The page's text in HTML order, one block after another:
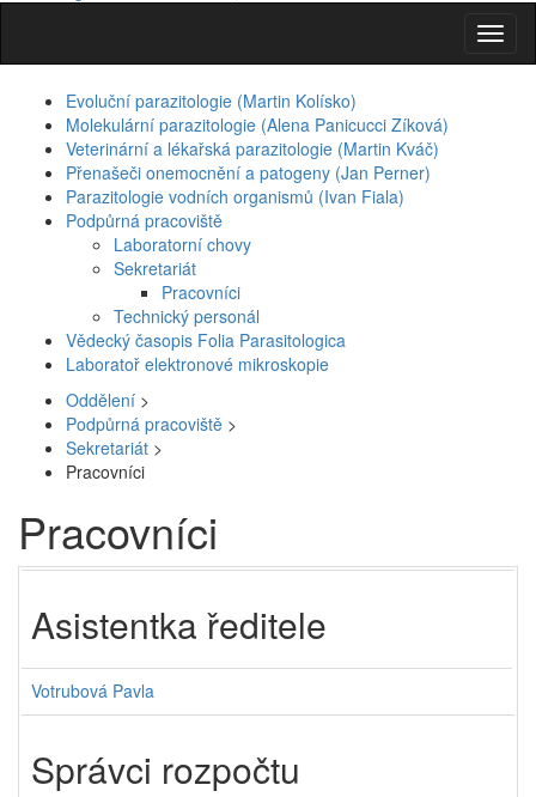
Evoluční parazitologie (Martin Kolísko)
Molekulární parazitologie (Alena Panicucci Zíková)
Veterinární a lékařská parazitologie (Martin Kváč)
Přenašeči onemocnění a patogeny (Jan Perner)
Parazitologie vodních organismů (Ivan Fiala)
Podpůrná pracoviště
Laboratorní chovy
Sekretariát
Pracovníci
Technický personál
Vědecký časopis Folia Parasitologica
Laboratoř elektronové mikroskopie
Oddělení >
Podpůrná pracoviště >
Sekretariát >
Pracovníci
Pracovníci
Asistentka ředitele
Votrubová Pavla
Správci rozpočtu